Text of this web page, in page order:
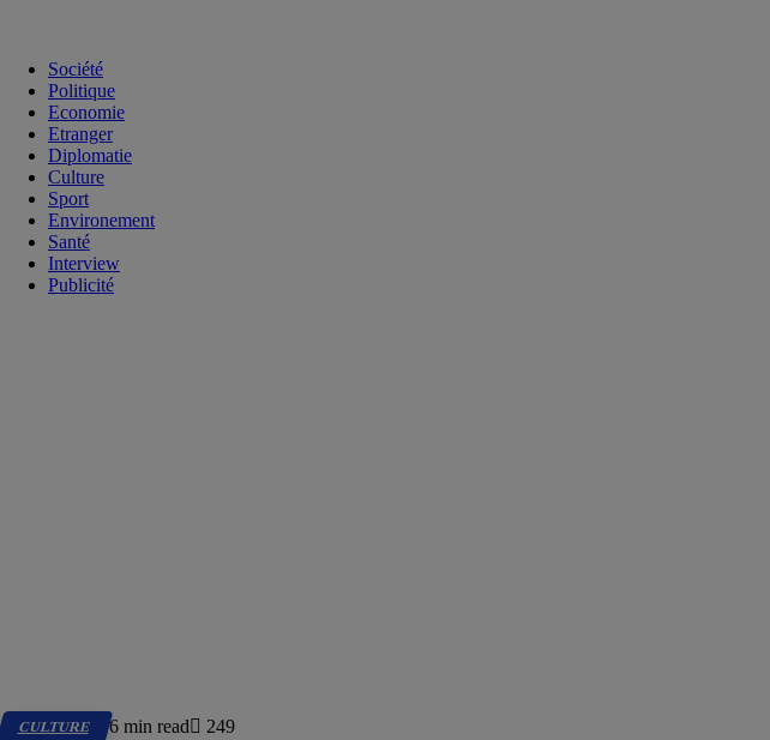
Société
Politique
Economie
Etranger
Diplomatie
Culture
Sport
Environement
Santé
Interview
Publicité
CULTURE 6 min read 249